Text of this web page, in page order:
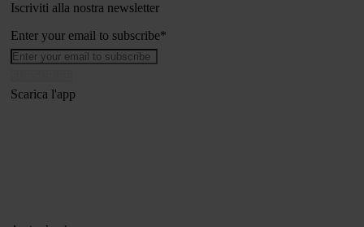
Iscriviti alla nostra newsletter
Enter your email to subscribe*
Scarica l'app